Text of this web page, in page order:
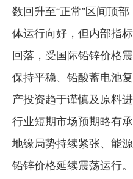
数回升至“正常”区间顶
体运行向好，但内部指
回落，受国际铅锌价格
保持平稳、铅酸蓄电池
产投资趋于谨慎及原料
行业短期市场预期略有
地缘局势持续紧张、能
铅锌价格延续震荡运行